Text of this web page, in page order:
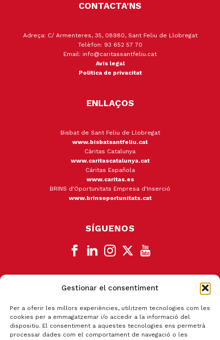
Gestionar el consentiment
Per a oferir les millors experiències, utilitzem tecnologies com les
cookies per a emmagatzemar i/o accedir a la informació del
dispositiu. El consentiment a aquestes tecnologies ens permetrà
processar dades com el comportament de navegació o les
CONTACTA'NS
Adreça: C/ Armenteres, 35, 08980, Sant Feliu de Llobregat
Telèfon: 93 652 57 70
Email: info@caritassantfeliu.cat
Avís legal
Política de privacitat
ENLLAÇOS
Bisbat de Sant Feliu de Llobregat
www.bisbatsantfeliu.cat
Càritas Catalunya
www.caritascatalunya.cat
Cáritas Española
www.caritas.es
BRINS d'Oportunitats Empresa d'Inserció
www.brinsoportunitats.cat
SÍGUENOS
CANAL DE DENUNCIA